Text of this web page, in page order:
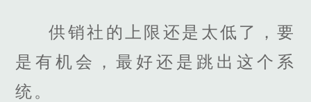
供销社的上限还是太低了，要
是有机会，最好还是跳出这个系
统。